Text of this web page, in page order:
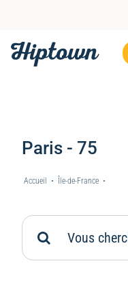
contenu
Paris - 75
Accueil • Île-de-France •
Rechercher: